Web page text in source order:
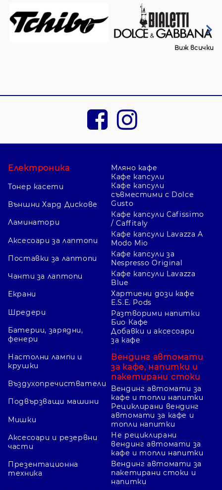
Виж всички
Електроника
Тонер касети
Външни Хард Дискове
Ламинатори
Аксесоари за лаптопи
Поставки за лаптопи
Чанти за лаптопи
Екрани
Шредери
Батерии, зарядни,
фенери
Настолни лампи и
крушки
Въздухопречистватели
Подвързващи машини
Мишки
Аксесоари и резервни
части
Презентационна
техника
Мляно кафе
Кафе капсули
Кафе капсули
съвместими с Dolce
Gusto
Кафе капсули Cafissimo
/ Caffitaly
Кафе капсули Lavazza A
Modo Mio
Кафе капсули за
Nespresso Original
Кафе капсули Lavazza
Blue
Хартиени дози кафе
E.S.E. Pods
Разтворими напитки
Био Кафе
Добавки и аксесоари
за кафе
Вендинг автомати
за кафе, напитки и
пакетирани стоки
Вендинг автомати за
кафе и топли напитки
Рециклирани вендинг
автомати за кафе и
топли напитки
Не рециклирани
вендинг автомати за
кафе и топли напитки
Вендинг автомати за
пакетирани стоки и
напитки